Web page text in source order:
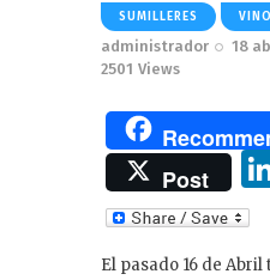
SUMILLERES
administrador
18
2501 Views
Post
El pasado 16 de